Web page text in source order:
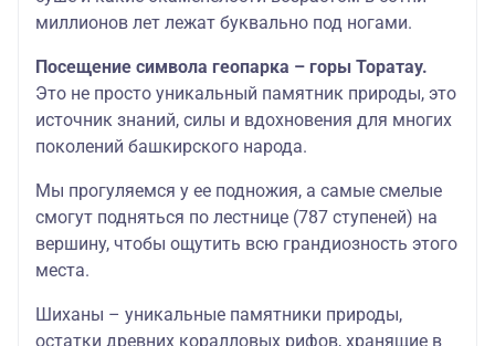
миллионов лет лежат буквально под ногами.
Посещение символа геопарка – горы Торатау.
Это не просто уникальный памятник природы, это
источник знаний, силы и вдохновения для многих
поколений башкирского народа.
Мы прогуляемся у ее подножия, а самые смелые
смогут подняться по лестнице (787 ступеней) на
вершину, чтобы ощутить всю грандиозность этого
места.
Шиханы – уникальные памятники природы,
остатки древних коралловых рифов, хранящие в